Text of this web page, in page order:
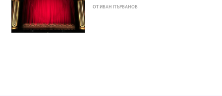
ОТ ИВАН ПЪРВАНОВ